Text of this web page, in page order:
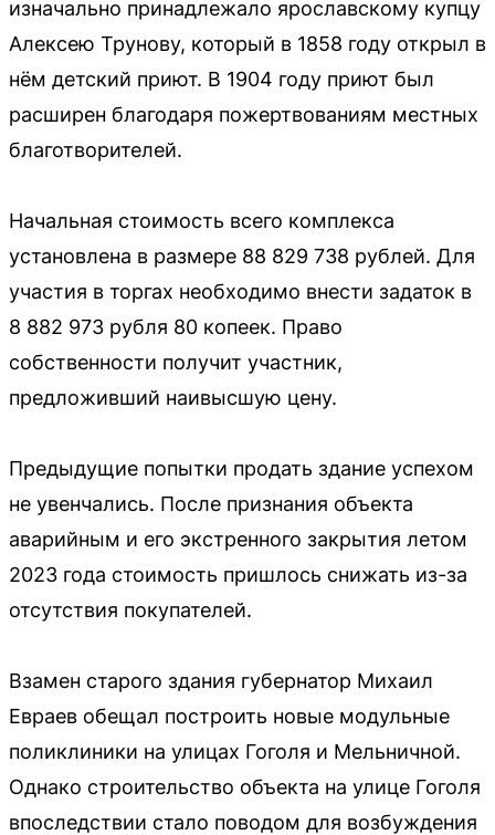
изначально принадлежало ярославскому купцу
Алексею Трунову, который в 1858 году открыл в
нём детский приют. В 1904 году приют был
расширен благодаря пожертвованиям местных
благотворителей.
Начальная стоимость всего комплекса
установлена в размере 88 829 738 рублей. Для
участия в торгах необходимо внести задаток в
8 882 973 рубля 80 копеек. Право
собственности получит участник,
предложивший наивысшую цену.
Предыдущие попытки продать здание успехом
не увенчались. После признания объекта
аварийным и его экстренного закрытия летом
2023 года стоимость пришлось снижать из-за
отсутствия покупателей.
Взамен старого здания губернатор Михаил
Евраев обещал построить новые модульные
поликлиники на улицах Гоголя и Мельничной.
Однако строительство объекта на улице Гоголя
впоследствии стало поводом для возбуждения